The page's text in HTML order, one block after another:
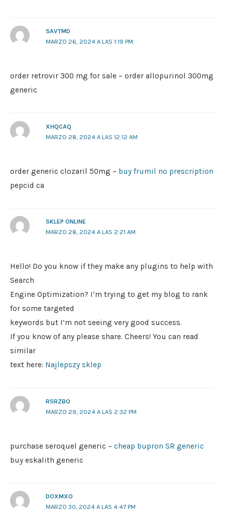
SAVTMD
MARZO 26, 2024 A LAS 1:19 PM
order retrovir 300 mg for sale – order allopurinol 300mg
generic
XHQCAQ
MARZO 28, 2024 A LAS 12:12 AM
order generic clozaril 50mg – buy frumil no prescription
pepcid ca
SKLEP ONLINE
MARZO 28, 2024 A LAS 2:21 AM
Hello! Do you know if they make any plugins to help with
Search
Engine Optimization? I’m trying to get my blog to rank
for some targeted
keywords but I’m not seeing very good success.
If you know of any please share. Cheers! You can read
similar
text here: Najlepszy sklep
RSRZBO
MARZO 29, 2024 A LAS 2:32 PM
purchase seroquel generic – cheap bupron SR generic
buy eskalith generic
DOXMXO
MARZO 30, 2024 A LAS 4:47 PM